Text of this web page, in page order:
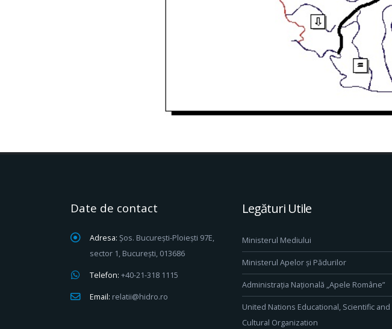
Date de contact
Adresa: Șos. București-Ploiești 97E,
sector 1, București, 013686
Telefon: +40-21-318 1115
Email: relatii@hidro.ro
Legături Utile
Ministerul Mediului
Ministerul Apelor și Pădurilor
Administrația Națională „Apele Române”
United Nations Educational, Scientific and
Cultural Organization